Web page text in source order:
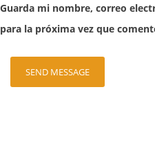
Guarda mi nombre, correo
para la próxima vez que